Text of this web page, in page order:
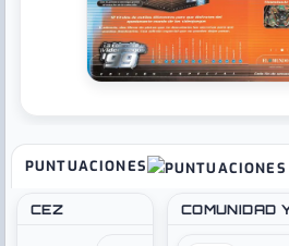
PUNTUACIONES
CEZ COMUNIDAD